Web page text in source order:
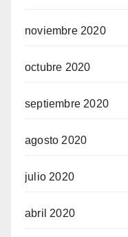
noviembre 2020
octubre 2020
septiembre 2020
agosto 2020
julio 2020
abril 2020